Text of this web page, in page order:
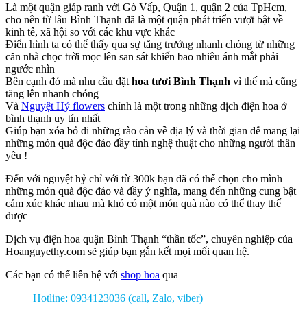
Là một quận giáp ranh với Gò Vấp, Quận 1, quận 2 của TpHcm,
cho nên từ lâu Bình Thạnh đã là một quận phát triển vượt bật về
kinh tê, xã hội so với các khu vực khác
Điển hình ta có thể thấy qua sự tăng trưởng nhanh chóng từ những
căn nhà chọc trời mọc lên san sát khiến bao nhiêu ánh mắt phải
ngước nhìn
Bên cạnh đó mà nhu cầu đặt hoa tươi Bình Thạnh vì thế mà cũng
tăng lên nhanh chóng
Và Nguyệt Hỷ flowers chính là một trong những dịch điện hoa ở
bình thạnh uy tín nhất
Giúp bạn xóa bỏ đi những rào cản về địa lý và thời gian để mang lại
những món quà độc đáo đầy tính nghệ thuật cho những người thân
yêu !
Đến với nguyệt hỷ chỉ với từ 300k bạn đã có thể chọn cho mình
những món quà độc đáo và đầy ý nghĩa, mang đến những cung bật
cảm xúc khác nhau mà khó có một món quà nào có thể thay thế
được
Dịch vụ điện hoa quận Bình Thạnh “thần tốc”, chuyên nghiệp của
Hoanguyethy.com sẽ giúp bạn gắn kết mọi mối quan hệ.
Các bạn có thể liên hệ với shop hoa qua
Hotline: 0934123036 (call, Zalo, viber)